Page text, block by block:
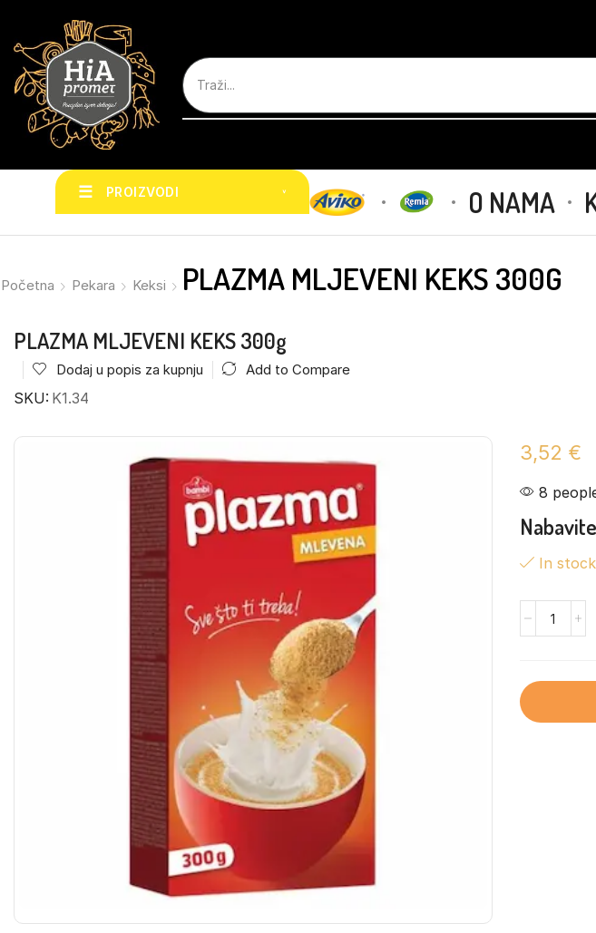
☰ PROIZVODI ˅ O NAMA
Početna Pekara Keksi PLAZMA MLJEVENI KEKS 300G
PLAZMA MLJEVENI KEKS 300g
Dodaj u popis za kupnju Add to Compare
SKU: K1.34
3,52 €
8
In stock